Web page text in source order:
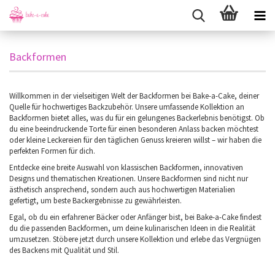
Backformen
Willkommen in der vielseitigen Welt der Backformen bei Bake-a-Cake, deiner
Quelle für hochwertiges Backzubehör. Unsere umfassende Kollektion an
Backformen bietet alles, was du für ein gelungenes Backerlebnis benötigst. Ob
du eine beeindruckende Torte für einen besonderen Anlass backen möchtest
oder kleine Leckereien für den täglichen Genuss kreieren willst – wir haben die
perfekten Formen für dich.
Entdecke eine breite Auswahl von klassischen Backformen, innovativen
Designs und thematischen Kreationen. Unsere Backformen sind nicht nur
ästhetisch ansprechend, sondern auch aus hochwertigen Materialien
gefertigt, um beste Backergebnisse zu gewährleisten.
Egal, ob du ein erfahrener Bäcker oder Anfänger bist, bei Bake-a-Cake findest
du die passenden Backformen, um deine kulinarischen Ideen in die Realität
umzusetzen. Stöbere jetzt durch unsere Kollektion und erlebe das Vergnügen
des Backens mit Qualität und Stil.